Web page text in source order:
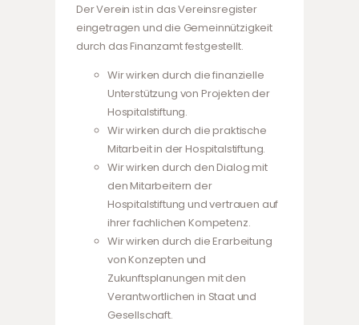
Der Verein ist in das Vereinsregister
eingetragen und die Gemeinnützigkeit
durch das Finanzamt festgestellt.
Wir wirken durch die finanzielle
Unterstützung von Projekten der
Hospitalstiftung.
Wir wirken durch die praktische
Mitarbeit in der Hospitalstiftung.
Wir wirken durch den Dialog mit
den Mitarbeitern der
Hospitalstiftung und vertrauen auf
ihrer fachlichen Kompetenz.
Wir wirken durch die Erarbeitung
von Konzepten und
Zukunftsplanungen mit den
Verantwortlichen in Staat und
Gesellschaft.